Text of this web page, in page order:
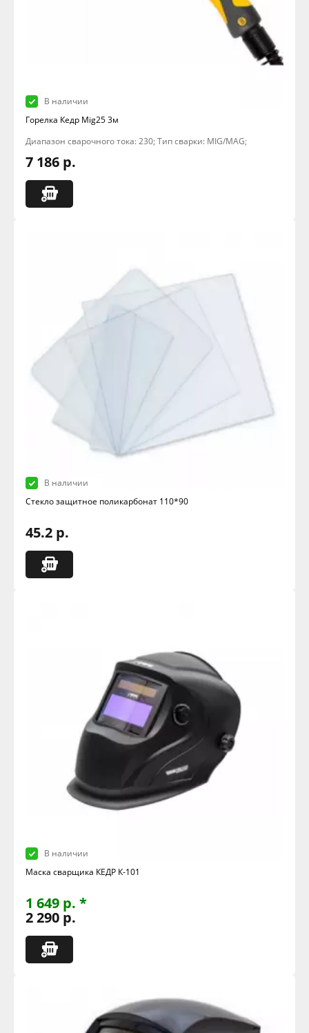
В наличии
Горелка Кедр Mig25 3м
Диапазон сварочного тока: 230; Тип сварки: MIG/MAG;
7 186 р.
В наличии
Стекло защитное поликарбонат 110*90
45.2 р.
В наличии
Маска сварщика КЕДР К-101
1 649 р. *
2 290 р.